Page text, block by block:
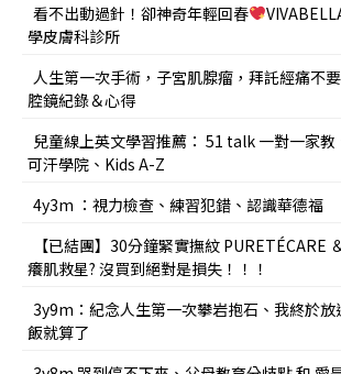
看不出動過針！卻神奇年輕回春
學皮膚科診所
人生第一次手術，子宮肌腺瘤，拜託經痛不
腔鏡紀錄＆心得
兒童線上英文學習推薦： 51 talk 一對一家
可汗學院、Kids A-Z
4y3m ：視力檢查、練習犯錯、認識華德福
【已結團】30分鐘緊實撫紋 PURETÉCARE
癢肌救星? 沒買到絕對是損失！！！
3y9m：紀念人生第一次攀岩抱石、我終於放
飯就算了